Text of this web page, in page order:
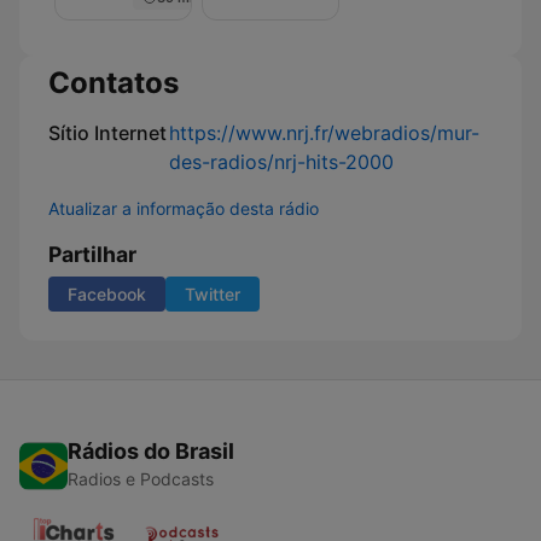
sur
NRJ
Contatos
Sítio Internethttps://www.nrj.fr/webradios/mur-
des-radios/nrj-hits-2000
Atualizar a informação desta rádio
Partilhar
Facebook Twitter
Rádios do Brasil
Radios e Podcasts